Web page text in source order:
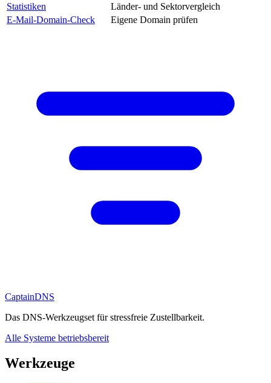
Statistiken
Länder- und Sektorvergleich
E-Mail-Domain-Check
Eigene Domain prüfen
CaptainDNS
Das DNS-Werkzeugset für stressfreie Zustellbarkeit.
Alle Systeme betriebsbereit
Werkzeuge